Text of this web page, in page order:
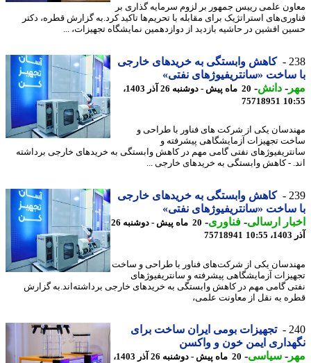
علمی رییس جمهور بر لزوم سرمایه گذاری بر
استراتژیک برای مقابله با تحریم‌ها تاکید کرد.به گزارش قطره، دکتر
افشین در حاشیه بازدید از دوازدهمین نمایشگاه تجهیزات، ...
کاهش وابستگی به خریدهای خارجی
ساخت «سانتریفیوژهای نفتی»
-دانش -
20 ماه پیش - دوشنبه 26 آذر 1403،
75718951
یکی از شرکت های فناور با طراحی و
تجهیزات آزمایشگاهی پیشرفته و
نفتی گامی مهم در کاهش وابستگی به خریدهای خارجی برداشته
- کاهش وابستگی به خریدهای خارجی ...
کاهش وابستگی به خریدهای خارجی
ساخت «سانتریفیوژهای نفتی»
ارسالی-فناوری-
20 ماه پیش - دوشنبه 26
75718941
یکی از شرکت‌های فناور با طراحی و ساخت
آزمایشگاهی پیشرفته و سانتریفیوژهای
گامی مهم در کاهش وابستگی به خریدهای خارجی برداشته‌اند.به گزارش
به نقل از معاونت علمی،
تجهیزات بومی ایران ساخت برای
ایمن خون و واکسن
-سیاسی-
20 ماه پیش - دوشنبه 26 آذر 1403،